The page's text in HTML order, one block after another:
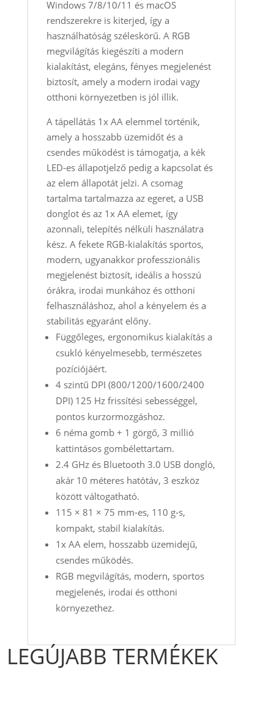
Windows 7/8/10/11 és macOS
rendszerekre is kiterjed, így a
használhatóság széleskörű. A RGB
megvilágítás kiegészíti a modern
kialakítást, elegáns, fényes megjelenést
biztosít, amely a modern irodai vagy
otthoni környezetben is jól illik.
A tápellátás 1x AA elemmel történik,
amely a hosszabb üzemidőt és a
csendes működést is támogatja, a kék
LED‑es állapotjelző pedig a kapcsolat és
az elem állapotát jelzi. A csomag
tartalma tartalmazza az egeret, a USB
donglot és az 1x AA elemet, így
azonnali, telepítés nélküli használatra
kész. A fekete RGB‑kialakítás sportos,
modern, ugyanakkor professzionális
megjelenést biztosít, ideális a hosszú
órákra, irodai munkához és otthoni
felhasználáshoz, ahol a kényelem és a
stabilitás egyaránt előny.
Függőleges, ergonomikus kialakítás a
csukló kényelmesebb, természetes
pozíciójáért.
4 szintű DPI (800/1200/1600/2400
DPI) 125 Hz frissítési sebességgel,
pontos kurzormozgáshoz.
6 néma gomb + 1 görgő, 3 millió
kattintásos gombélettartam.
2.4 GHz és Bluetooth 3.0 USB dongló,
akár 10 méteres hatótáv, 3 eszköz
között váltogatható.
115 × 81 × 75 mm‑es, 110 g‑s,
kompakt, stabil kialakítás.
1x AA elem, hosszabb üzemidejű,
csendes működés.
RGB megvilágítás, modern, sportos
megjelenés, irodai és otthoni
környezethez.
LEGÚJABB TERMÉKEK